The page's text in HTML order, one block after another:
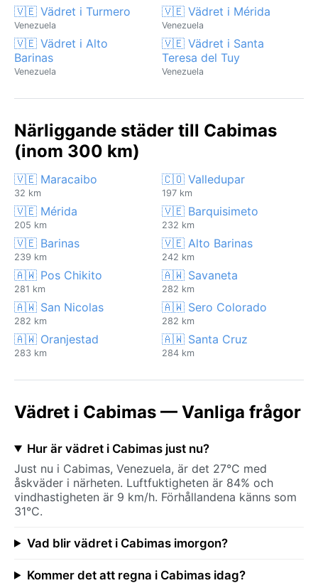
🇻🇪 Vädret i Turmero
Venezuela
🇻🇪 Vädret i Mérida
Venezuela
🇻🇪 Vädret i Alto
Barinas
Venezuela
🇻🇪 Vädret i Santa
Teresa del Tuy
Venezuela
Närliggande städer till Cabimas
(inom 300 km)
🇻🇪 Maracaibo
32 km
🇨🇴 Valledupar
197 km
🇻🇪 Mérida
205 km
🇻🇪 Barquisimeto
232 km
🇻🇪 Barinas
239 km
🇻🇪 Alto Barinas
242 km
🇦🇼 Pos Chikito
281 km
🇦🇼 Savaneta
282 km
🇦🇼 San Nicolas
282 km
🇦🇼 Sero Colorado
282 km
🇦🇼 Oranjestad
283 km
🇦🇼 Santa Cruz
284 km
Vädret i Cabimas — Vanliga frågor
Hur är vädret i Cabimas just nu?
Just nu i Cabimas, Venezuela, är det 27°C med
åskväder i närheten. Luftfuktigheten är 84% och
vindhastigheten är 9 km/h. Förhållandena känns som
31°C.
Vad blir vädret i Cabimas imorgon?
Kommer det att regna i Cabimas idag?